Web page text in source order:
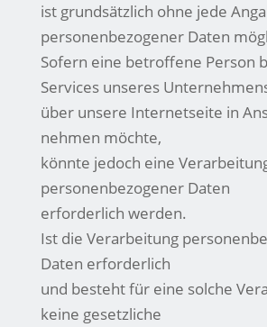
ist grundsätzlich ohne jede
personenbezogener Daten
Sofern eine betroffene Person
Services unseres
über unsere Internetseite in
nehmen möchte,
könnte jedoch eine
personenbezogener Daten
erforderlich werden.
Ist die Verarbeitung
Daten erforderlich
und besteht für eine solche
keine gesetzliche